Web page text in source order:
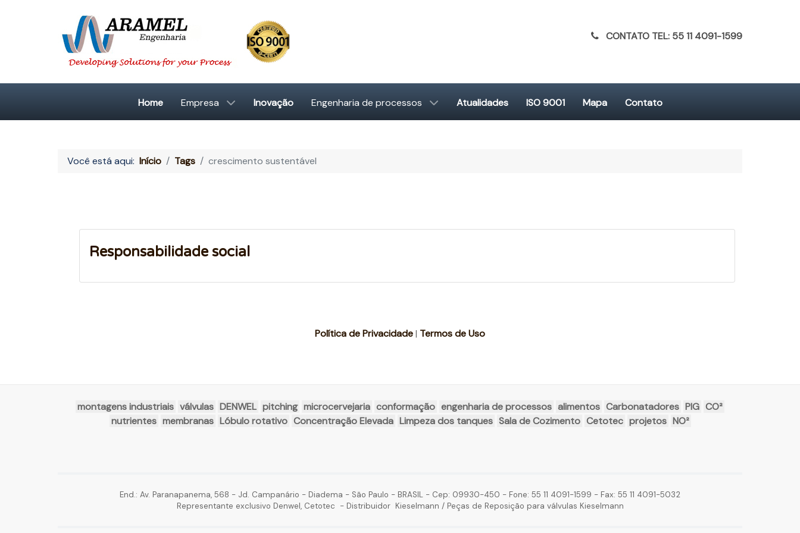
CONTATO TEL: 55 11 4091-1599
Home Empresa Inovação Engenharia de processos Atualidades ISO 9001 Mapa Contato
Você está aqui: Início Tags crescimento sustentável
Responsabilidade social
Política de Privacidade| Termos de Uso
montagens industriais válvulas DENWEL pitching microcervejaria conformação engenharia de processos alimentos Carbonatadores PIG CO²
nutrientes membranas Lóbulo rotativo Concentração Elevada Limpeza dos tanques Sala de Cozimento Cetotec projetos NO²
End.: Av. Paranapanema, 568 - Jd. Campanário - Diadema - São Paulo - BRASIL - Cep: 09930-450 - Fone: 55 11 4091-1599 - Fax: 55 11 4091-5032
Representante exclusivo Denwel, Cetotec - Distribuidor Kieselmann / Peças de Reposição para válvulas Kieselmann